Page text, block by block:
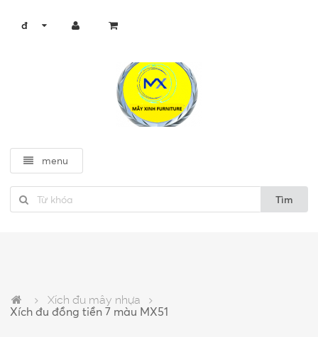
đ
menu
Tìm
Xích đu mây nhựa
Xích đu đồng tiền 7 màu MX51